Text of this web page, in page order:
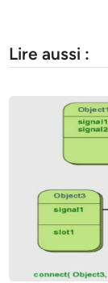
Lire aussi :